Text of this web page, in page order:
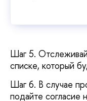
Шаг 5.
списке, который
Шаг 6. В случае
подайте согласие